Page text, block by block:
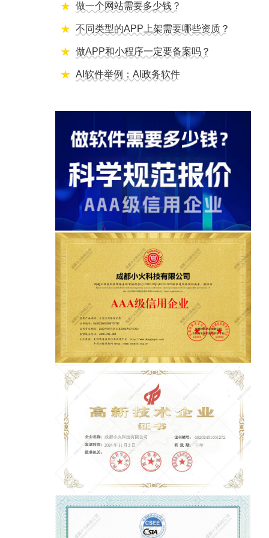
做一个网站需要多少钱？
不同类型的APP上架需要哪些资质？
做APP和小程序一定要备案吗？
AI软件举例：AI政务软件